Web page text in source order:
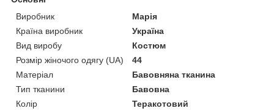
Виробник
Марія
Країна виробник
Україна
Вид виробу
Костюм
Розмір жіночого одягу (UA)
44
Матеріал
Бавовняна тканина
Тип тканини
Бавовна
Колір
Теракотовий